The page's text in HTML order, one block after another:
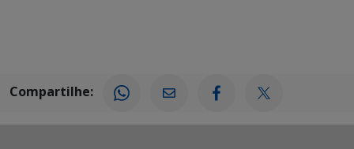
Compartilhe: